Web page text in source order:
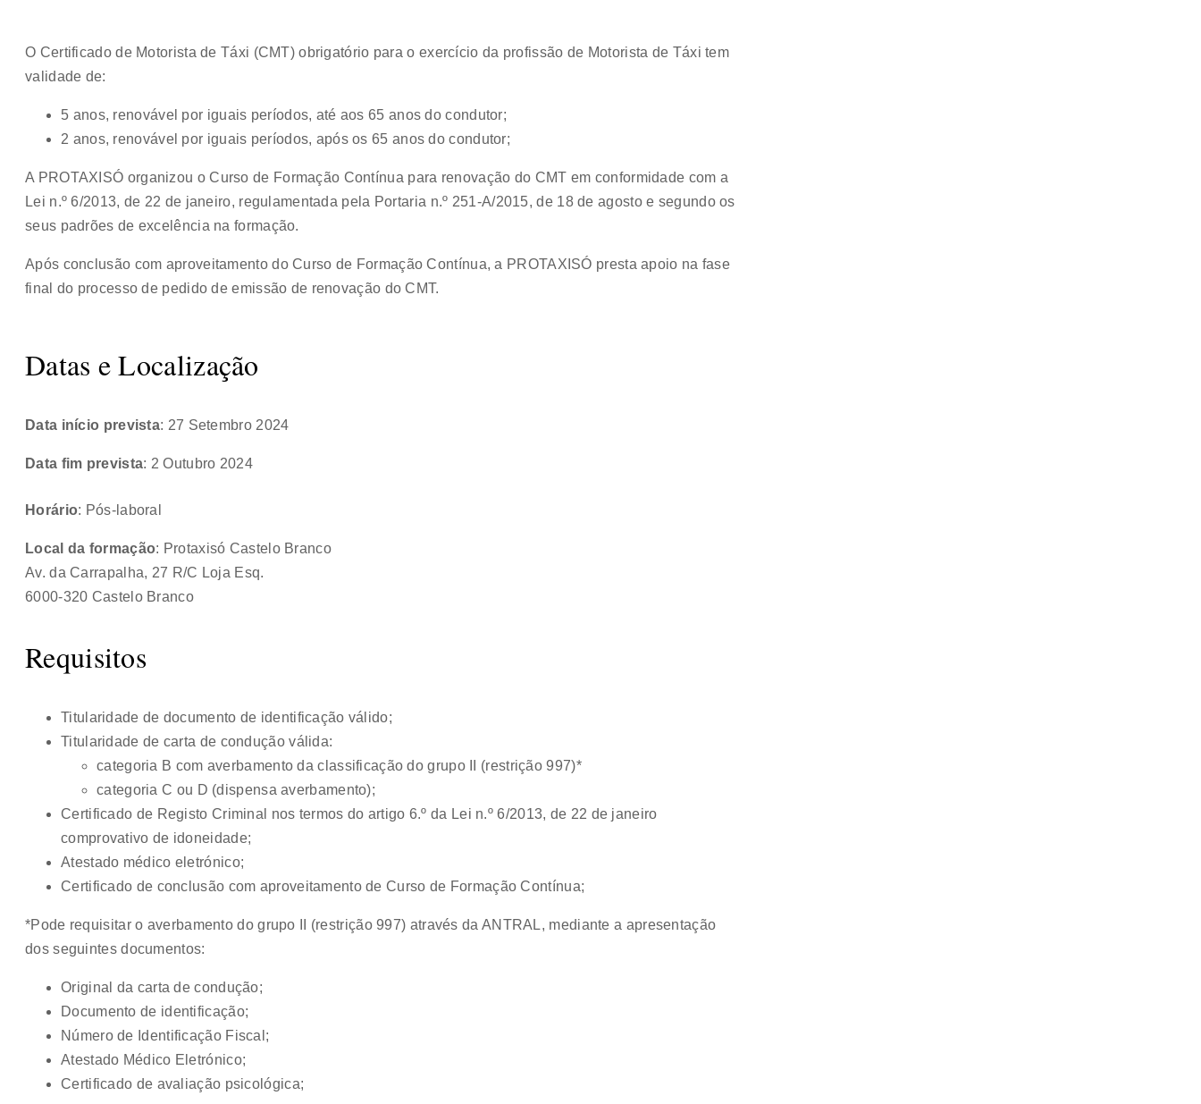
O Certificado de Motorista de Táxi (CMT) obrigatório para o exercício da profissão de Motorista de Táxi tem
validade de:
5 anos, renovável por iguais períodos, até aos 65 anos do condutor;
2 anos, renovável por iguais períodos, após os 65 anos do condutor;
A PROTAXISÓ organizou o Curso de Formação Contínua para renovação do CMT em conformidade com a
Lei n.º 6/2013, de 22 de janeiro, regulamentada pela Portaria n.º 251-A/2015, de 18 de agosto e segundo os
seus padrões de excelência na formação.
Após conclusão com aproveitamento do Curso de Formação Contínua, a PROTAXISÓ presta apoio na fase
final do processo de pedido de emissão de renovação do CMT.
Datas e Localização
Data início prevista: 27 Setembro 2024
Data fim prevista: 2 Outubro 2024
Horário: Pós-laboral
Local da formação: Protaxisó Castelo Branco
Av. da Carrapalha, 27 R/C Loja Esq.
6000-320 Castelo Branco
Requisitos
Titularidade de documento de identificação válido;
Titularidade de carta de condução válida:
categoria B com averbamento da classificação do grupo II (restrição 997)*
categoria C ou D (dispensa averbamento);
Certificado de Registo Criminal nos termos do artigo 6.º da Lei n.º 6/2013, de 22 de janeiro
comprovativo de idoneidade;
Atestado médico eletrónico;
Certificado de conclusão com aproveitamento de Curso de Formação Contínua;
*Pode requisitar o averbamento do grupo II (restrição 997) através da ANTRAL, mediante a apresentação
dos seguintes documentos:
Original da carta de condução;
Documento de identificação;
Número de Identificação Fiscal;
Atestado Médico Eletrónico;
Certificado de avaliação psicológica;